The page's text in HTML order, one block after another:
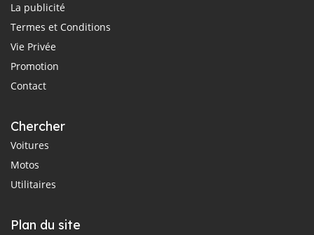
La publicité
Termes et Conditions
Vie Privée
Promotion
Contact
Chercher
Voitures
Motos
Utilitaires
Plan du site